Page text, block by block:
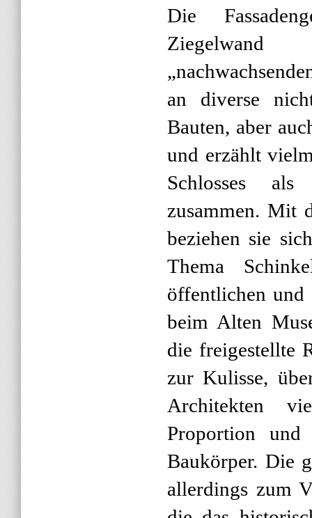
Die
an diverse
Bauten, aber
und erzählt
Schlosses
zusammen. Mit
beziehen sie
Thema
öffentlichen und
beim Alten
die freigestellte
zur Kulisse,
Architekten
Proportion
Baukörper. Die
allerdings zum